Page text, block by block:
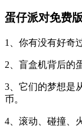
蛋仔派对免费
1、你有没有好奇
2、盲盒机背后的
3、它们的梦想是
币。
4、滚动、碰撞、